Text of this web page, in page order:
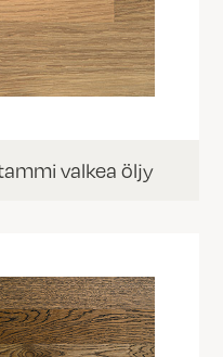
valkea öljy